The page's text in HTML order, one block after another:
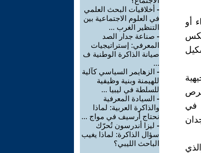
أو
في
- أخلاقيات البحث العلمي
في العلوم الاجتماعية بين
التنظير الغرب ...
- صناعة جدار الصد
المعرفي: إستراتيجيات
صيانة الذاكرة الوطنية ف
...
- الزهايمر السياسي كآلية
للهيمنة وبنية وظيفية
للسلطة في ليبيا ...
- السيادة المعرفية
والذاكرة العربية: لماذا
نحتاج أرسيف في مواج ...
- ليزا أندرسون تُحرّك
سؤال الذاكرة: لماذا يغيب
الباحث الليبي؟